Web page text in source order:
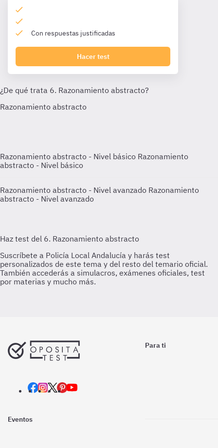
Con respuestas justificadas
Hacer test
Razonamiento abstracto - Nivel básico Razonamiento
abstracto - Nivel básico
Razonamiento abstracto - Nivel avanzado Razonamiento
abstracto - Nivel avanzado
Para ti
Eventos